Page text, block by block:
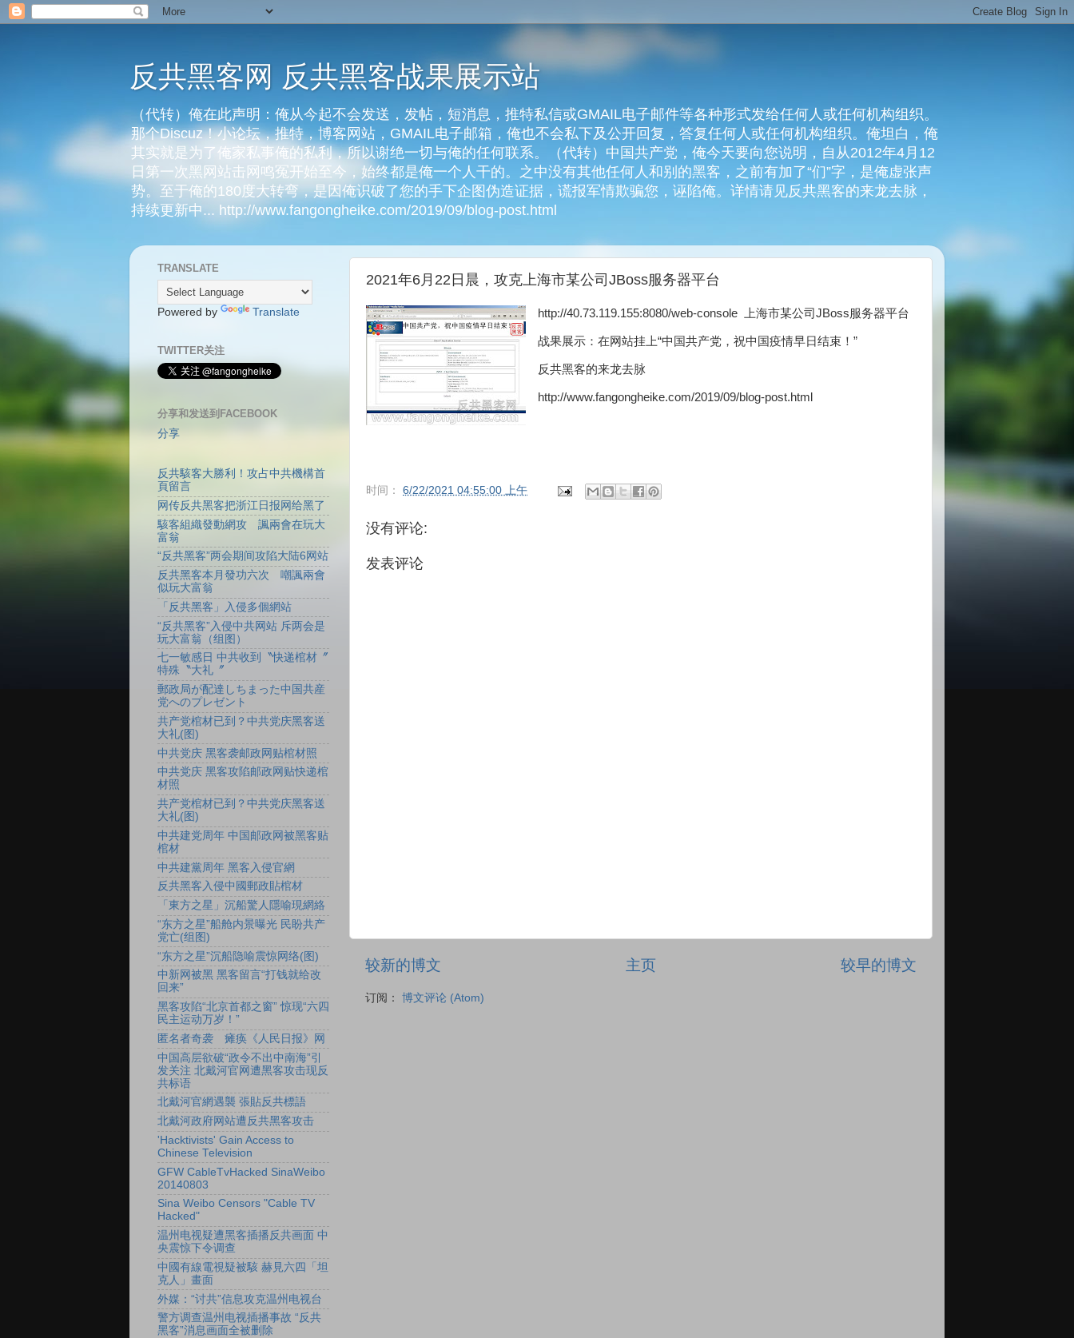
反共黑客网 反共黑客战果展示站
（代转）俺在此声明：俺从今起不会发送，发帖，短消息，推特私信或GMAIL电子邮件等各种形式发给任何人或任何机构组织。
那个Discuz！小论坛，推特，博客网站，GMAIL电子邮箱，俺也不会私下及公开回复，答复任何人或任何机构组织。俺坦白，俺
其实就是为了俺家私事俺的私利，所以谢绝一切与俺的任何联系。（代转）中国共产党，俺今天要向您说明，自从2012年4月12
日第一次黑网站击网鸣冤开始至今，始终都是俺一个人干的。之中没有其他任何人和别的黑客，之前有加了“们”字，是俺虚张声
势。至于俺的180度大转弯，是因俺识破了您的手下企图伪造证据，谎报军情欺骗您，诬陷俺。详情请见反共黑客的来龙去脉，
持续更新中... http://www.fangongheike.com/2019/09/blog-post.html
2021年6月22日晨，攻克上海市某公司JBoss服务器平台
http://40.73.119.155:8080/web-console 上海市某公司JBoss服务器平台
战果展示：在网站挂上“中国共产党，祝中国疫情早日结束！”
反共黑客的来龙去脉
http://www.fangongheike.com/2019/09/blog-post.html
时间： 6/22/2021 04:55:00 上午
没有评论:
发表评论
较新的博文 较早的博文
主页
订阅： 博文评论 (Atom)
TRANSLATE
Powered by Translate
TWITTER关注
分享和发送到FACEBOOK
分享
反共駭客大勝利！攻占中共機構首
頁留言
网传反共黑客把浙江日报网给黑了
駭客組織發動網攻 諷兩會在玩大
富翁
“反共黑客”两会期间攻陷大陆6网站
反共黑客本月發功六次 嘲諷兩會
似玩大富翁
「反共黑客」入侵多個網站
“反共黑客”入侵中共网站 斥两会是
玩大富翁（组图）
七一敏感日 中共收到〝快递棺材〞
特殊〝大礼〞
郵政局が配達しちまった中国共産
党へのプレゼント
共产党棺材已到？中共党庆黑客送
大礼(图)
中共党庆 黑客袭邮政网贴棺材照
中共党庆 黑客攻陷邮政网贴快递棺
材照
共产党棺材已到？中共党庆黑客送
大礼(图)
中共建党周年 中国邮政网被黑客贴
棺材
中共建黨周年 黑客入侵官網
反共黑客入侵中國郵政貼棺材
「東方之星」沉船驚人隱喻現網絡
“东方之星”船舱内景曝光 民盼共产
党亡(组图)
“东方之星”沉船隐喻震惊网络(图)
中新网被黑 黑客留言“打钱就给改
回来”
黑客攻陷“北京首都之窗” 惊现“六四
民主运动万岁！”
匿名者奇袭 瘫痪《人民日报》网
中国高层欲破“政令不出中南海”引
发关注 北戴河官网遭黑客攻击现反
共标语
北戴河官網遇襲 張貼反共標語
北戴河政府网站遭反共黑客攻击
'Hacktivists' Gain Access to
Chinese Television
GFW CableTvHacked SinaWeibo
20140803
Sina Weibo Censors "Cable TV
Hacked"
温州电视疑遭黑客插播反共画面 中
央震惊下令调查
中國有線電視疑被駭 赫見六四「坦
克人」畫面
外媒：“讨共”信息攻克温州电视台
警方调查温州电视插播事故 “反共
黑客”消息画面全被删除